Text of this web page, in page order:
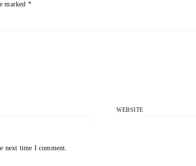
marked *
WEBSITE
next time I comment.